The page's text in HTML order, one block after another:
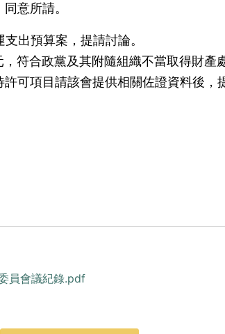
意所請。
出預算案，提請討論。
符合政黨及其附隨組織不當取得財產
可項目請該會提供相關佐證資料後，
員會議紀錄.pdf